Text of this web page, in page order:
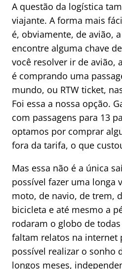
A questão da logística
viajante. A forma mais
é, obviamente, de avião,
encontre alguma chave
você resolver ir de avião,
é comprando uma
mundo, ou RTW ticket,
Foi essa a nossa opção.
com passagens para 13
optamos por comprar
fora da tarifa, o que
Mas essa não é a única
possível fazer uma longa
moto, de navio, de trem,
bicicleta e até mesmo a
rodaram o globo de
faltam relatos na internet
possível realizar o sonho
longos meses,